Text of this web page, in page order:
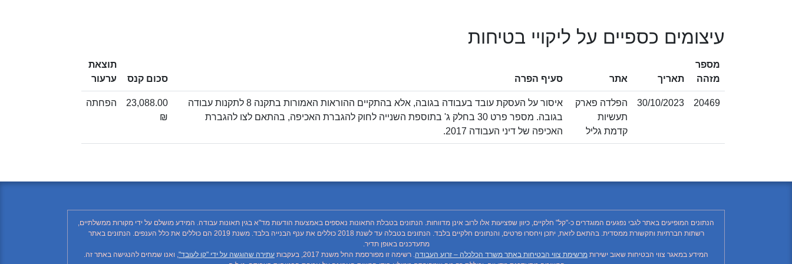
עיצומים כספיים על ליקויי בטיחות
מספר
מזהה
תאריך אתר סעיף הפרה סכום קנס
תוצאת
ערעור
20469
30/10/2023
הפלדה פארק
תעשיות
קדמת גליל
איסור על העסקת עובד בעבודה בגובה, אלא בהתקיים ההוראות האמורות בתקנה 8 לתקנות עבודה
בגובה. מספר פרט 30 בחלק ג' בתוספת השנייה לחוק להגברת האכיפה, בהתאם לצו להגברת
האכיפה של דיני העבודה 2017.
23,088.00
₪
הפחתה
הנתונים המופיעים באתר לגבי נפגעים המוגדרים כ-"קל" חלקיים, כיוון שפציעות אלו לרוב אינן מדווחות. הנתונים בטבלת התאונות נאספים באמצעות הודעות מד"א בגין תאונות עבודה. המידע מושלם על ידי מקורות ממשלתיים,
רשתות חברתיות ותקשורת ממסדית. בהתאם לזאת, יתכן ויחסרו פרטים, והנתונים חלקיים בלבד. הנתונים בטבלה עד לשנת 2018 כוללים את ענף הבנייה בלבד. משנת 2019 הם כוללים את כלל הענפים. הנתונים באתר
מתעדכנים באופן תדיר.
המידע במאגר צווי הבטיחות שאוב ישירות מרשימת צווי הבטיחות באתר משרד הכלכלה – זרוע העבודה. רשימה זו מפורסמת החל משנת 2017, בעקבות עתירה שהוגשה על ידי "קו לעובד", ואנו שמחים להנגישה באתר זה.